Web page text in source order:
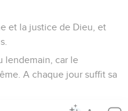
et la justice de Dieu, et
lendemain, car le
A chaque jour suffit sa